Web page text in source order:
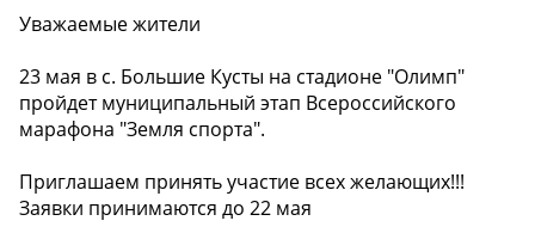
Уважаемые жители
23 мая в с. Большие Кусты на стадионе "Олимп"
пройдет муниципальный этап Всероссийского
марафона "Земля спорта".
Приглашаем принять участие всех желающих!!!
Заявки принимаются до 22 мая